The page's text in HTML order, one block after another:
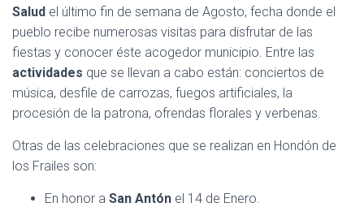
Salud el último fin de semana de Agosto, fecha donde el
pueblo recibe numerosas visitas para disfrutar de las
fiestas y conocer éste acogedor municipio. Entre las
actividades que se llevan a cabo están: conciertos de
música, desfile de carrozas, fuegos artificiales, la
procesión de la patrona, ofrendas florales y verbenas.
Otras de las celebraciones que se realizan en Hondón de
los Frailes son:
En honor a San Antón el 14 de Enero.